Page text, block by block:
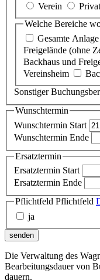
Verein
Privat
Welche Bereiche
Gesamte Anlage
Freigelände (ohne
Backhaus und
Vereinsheim
Sonstiger
Wunschtermin
Wunschtermin Start
Wunschtermin Ende
Ersatztermin
Ersatztermin Start
Ersatztermin Ende
Pflichtfeld Pflichtfeld
ja
senden
Die Verwaltung des
Bearbeitungsdauer von
dauern.